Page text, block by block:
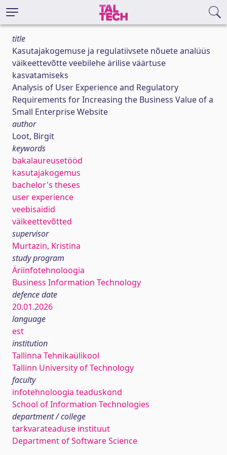
title
Kasutajakogemuse ja regulatiivsete nõuete analüüs
väikeettevõtte veebilehe ärilise väärtuse
kasvatamiseks
Analysis of User Experience and Regulatory
Requirements for Increasing the Business Value of a
Small Enterprise Website
author
Loot, Birgit
keywords
bakalaureusetööd
kasutajakogemus
bachelor's theses
user experience
veebisaidid
väikeettevõtted
supervisor
Murtazin, Kristina
study program
Äriinfotehnoloogia
Business Information Technology
defence date
20.01.2026
language
est
institution
Tallinna Tehnikaülikool
Tallinn University of Technology
faculty
infotehnoloogia teaduskond
School of Information Technologies
department / college
tarkvarateaduse instituut
Department of Software Science